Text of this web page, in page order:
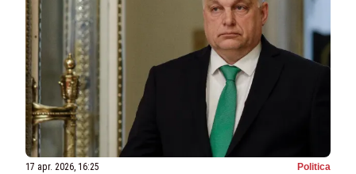
17 apr. 2026, 16:25 Politica